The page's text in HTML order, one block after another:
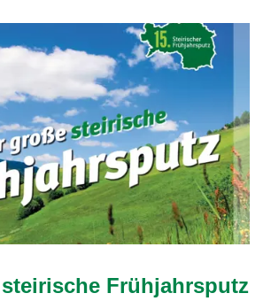
Frühjahrsputz